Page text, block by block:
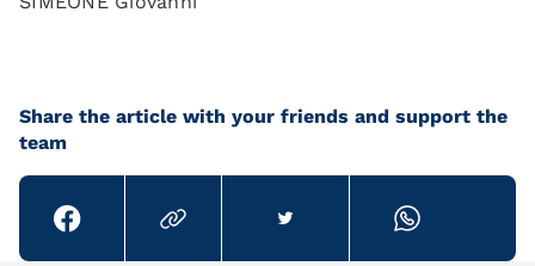
Share the article with your friends and support the
team